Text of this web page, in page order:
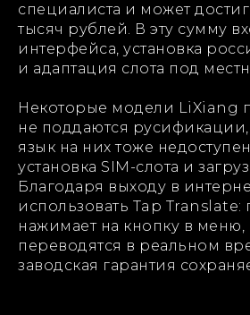
специалиста и может
тысяч рублей. В эту сумму
интерфейса, установка
и адаптация слота под
Некоторые модели LiXiang
не поддаются
язык на них тоже
установка SIM-слота и
Благодаря выходу в
использовать Tap Translate:
нажимает на кнопку в
переводятся в реальном
заводская гарантия